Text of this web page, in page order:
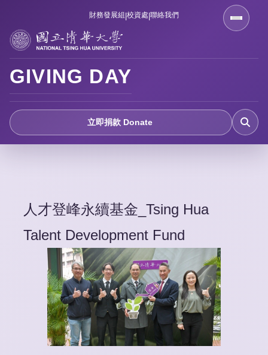
主
要
內
容
區
財務發展組 校資處 聯絡我們
GIVING DAY
立即捐款 Donate
人才登峰永續基金_Tsing Hua
Talent Development Fund